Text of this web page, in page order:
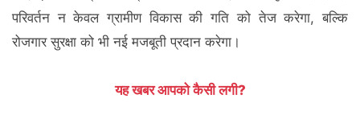
परिवर्तन न केवल ग्रामीण विकास की गति को तेज करेगा, बल्कि
रोजगार सुरक्षा को भी नई मजबूती प्रदान करेगा।
यह खबर आपको कैसी लगी?